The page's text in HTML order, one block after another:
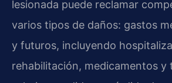
lesionada puede reclamar
varios tipos de daños: gastos
y futuros, incluyendo
rehabilitación, medicamentos y